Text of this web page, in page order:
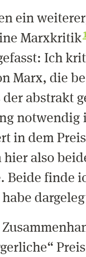
ein
Marxkritik
Ich
Marx, die
der abstrakt
notwendig
in dem
also
Beide finde